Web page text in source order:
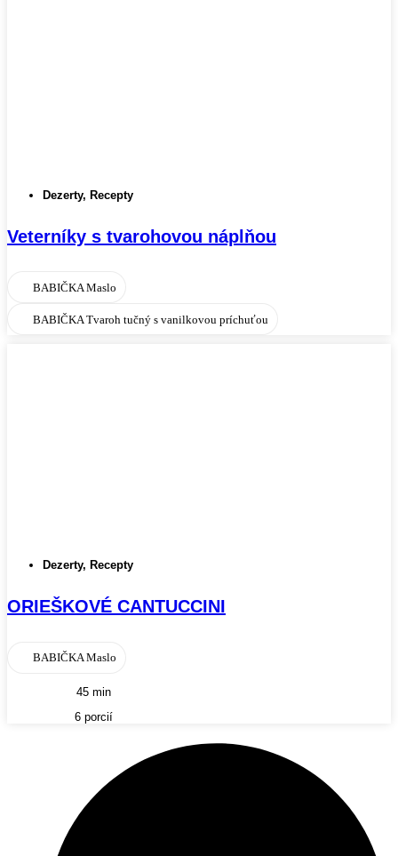
Dezerty, Recepty
Veterníky s tvarohovou náplňou
BABIČKA Maslo
BABIČKA Tvaroh tučný s vanilkovou príchuťou
Dezerty, Recepty
ORIEŠKOVÉ CANTUCCINI
BABIČKA Maslo
45 min
6 porcií